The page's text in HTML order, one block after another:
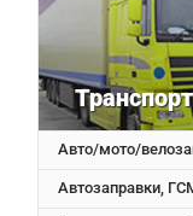
Авто/мото/
Автозаправки,